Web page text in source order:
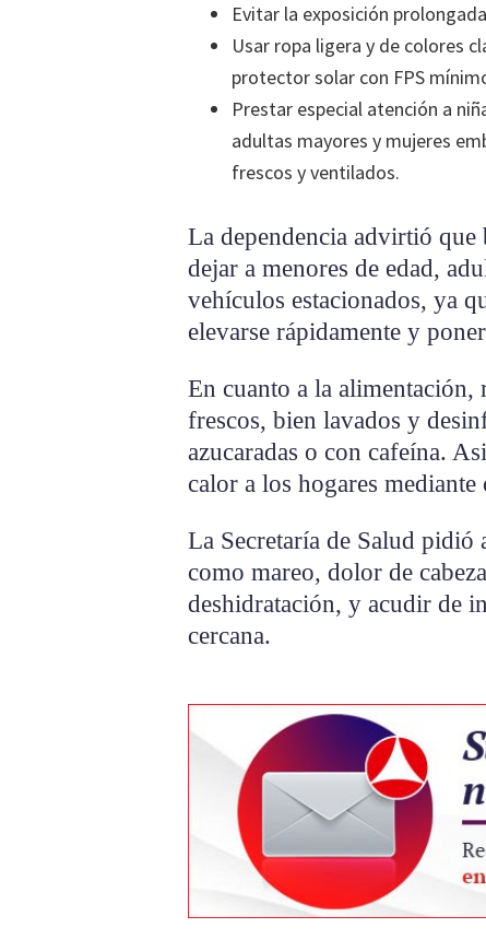
Evitar la exposición
Usar ropa ligera y de colores
protector solar con FPS
Prestar especial atención a
adultas mayores y mujeres
frescos y ventilados.
La dependencia advirtió que
dejar a menores de edad,
vehículos estacionados, ya
elevarse rápidamente y
En cuanto a la
frescos, bien lavados y
azucaradas o con cafeína.
calor a los hogares mediante
La Secretaría de Salud pidió
como mareo, dolor de
deshidratación, y acudir de
cercana.